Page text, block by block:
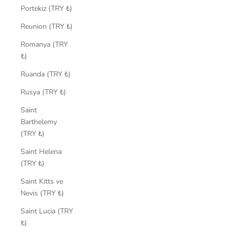
Portekiz (TRY ₺)
Reunion (TRY ₺)
Romanya (TRY
₺)
Ruanda (TRY ₺)
Rusya (TRY ₺)
Saint
Barthelemy
(TRY ₺)
Saint Helena
(TRY ₺)
Saint Kitts ve
Nevis (TRY ₺)
Saint Lucia (TRY
₺)